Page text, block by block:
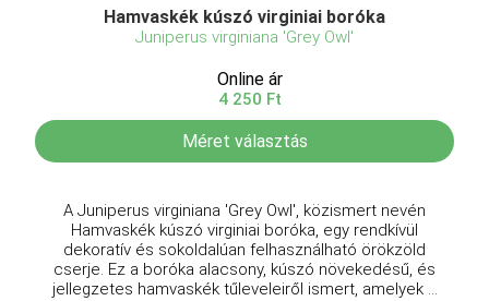
Hamvaskék kúszó virginiai boróka
Juniperus virginiana 'Grey Owl'
Online ár
4 250 Ft
Méret választás
A Juniperus virginiana 'Grey Owl', közismert nevén
Hamvaskék kúszó virginiai boróka, egy rendkívül
dekoratív és sokoldalúan felhasználható örökzöld
cserje. Ez a boróka alacsony, kúszó növekedésű, és
jellegzetes hamvaskék tűleveleiről ismert, amelyek ...